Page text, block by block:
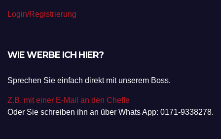
Login/Registrierung
WIE WERBE ICH HIER?
Sprechen Sie einfach direkt mit unserem Boss.
Z.B. mit einer E-Mail an den Cheffe
Oder Sie schreiben ihn an über Whats App: 0171-9338278.